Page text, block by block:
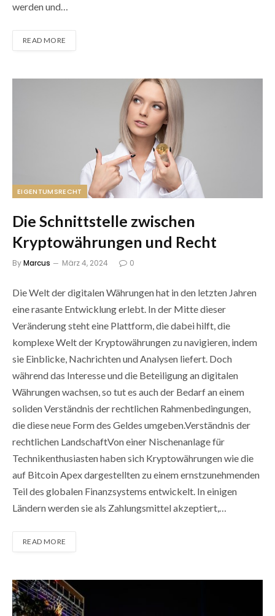
werden und…
READ MORE
EIGENTUMSRECHT
Die Schnittstelle zwischen
Kryptowährungen und Recht
ByMarcus März 4, 2024 0
Die Welt der digitalen Währungen hat in den letzten Jahren
eine rasante Entwicklung erlebt. In der Mitte dieser
Veränderung steht eine Plattform, die dabei hilft, die
komplexe Welt der Kryptowährungen zu navigieren, indem
sie Einblicke, Nachrichten und Analysen liefert. Doch
während das Interesse und die Beteiligung an digitalen
Währungen wachsen, so tut es auch der Bedarf an einem
soliden Verständnis der rechtlichen Rahmenbedingungen,
die diese neue Form des Geldes umgeben.Verständnis der
rechtlichen LandschaftVon einer Nischenanlage für
Technikenthusiasten haben sich Kryptowährungen wie die
auf Bitcoin Apex dargestellten zu einem ernstzunehmenden
Teil des globalen Finanzsystems entwickelt. In einigen
Ländern werden sie als Zahlungsmittel akzeptiert,…
READ MORE